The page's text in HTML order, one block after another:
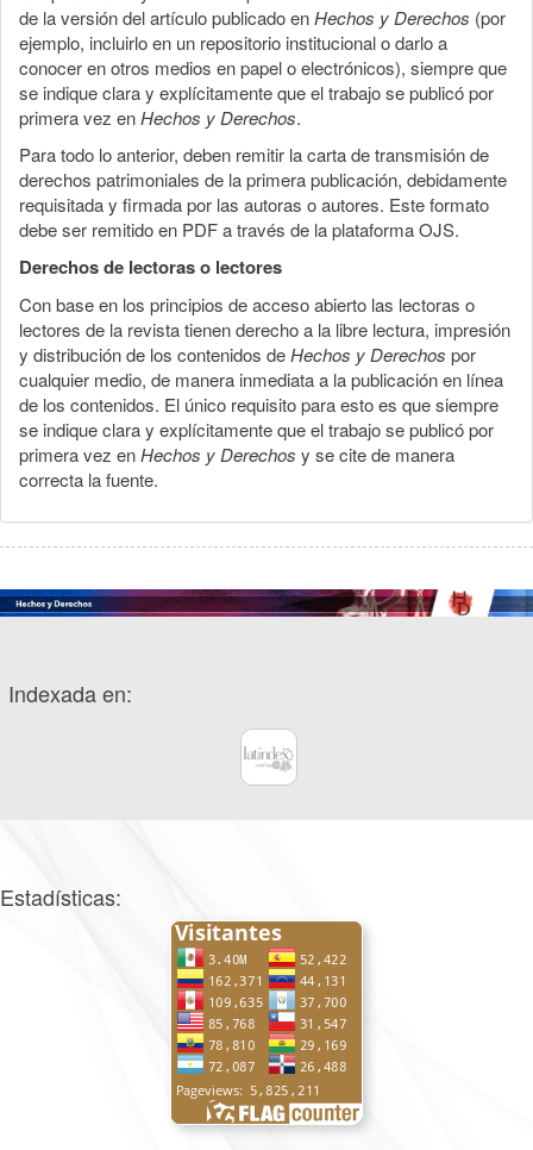
de la versión del artículo publicado enHechos y Derechos (por
ejemplo, incluirlo en un repositorio institucional o darlo a
conocer en otros medios en papel o electrónicos), siempre que
se indique clara y explícitamente que el trabajo se publicó por
primera vez enHechos y Derechos.
Para todo lo anterior, deben remitir la carta de transmisión de
derechos patrimoniales de la primera publicación, debidamente
requisitada y firmada por las autoras o autores. Este formato
debe ser remitido en PDF a través de la plataforma OJS.
Derechos de lectoras o lectores
Con base en los principios de acceso abierto las lectoras o
lectores de la revista tienen derecho a la libre lectura, impresión
y distribución de los contenidos deHechos y Derechos por
cualquier medio, de manera inmediata a la publicación en línea
de los contenidos. El único requisito para esto es que siempre
se indique clara y explícitamente que el trabajo se publicó por
primera vez enHechos y Derechos y se cite de manera
correcta la fuente.
Indexada en:
Estadísticas: